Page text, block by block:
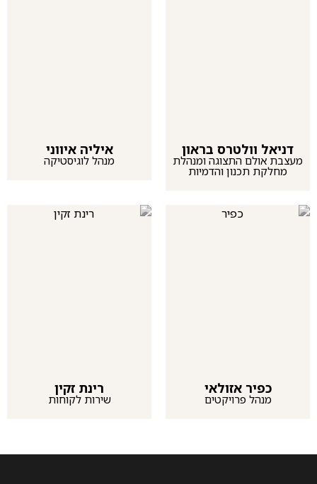
דניאל וולטרס בראון
מעצבת אולם התצוגה ומנהלת
מחלקת תכנון והדמיות
איליה איווני
מנהל לוגיסטיקה
כפיר אזולאי
מנהל פרויקטים
רינת זקין
שירות לקוחות